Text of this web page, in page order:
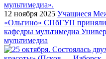
12 ноября 2025 Учащиеся
«Ольгино» СПбГУП приняли
кафедры мультимедиа
мультимедиа